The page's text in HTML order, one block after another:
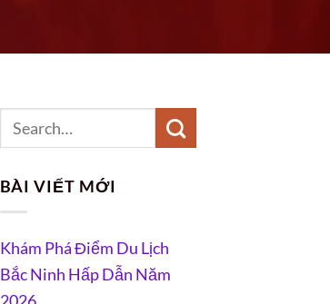
BÀI VIẾT MỚI
Khám Phá Điểm Du Lịch
Bắc Ninh Hấp Dẫn Năm